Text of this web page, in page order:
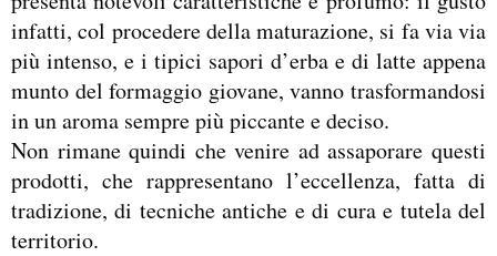
infatti, col procedere della maturazione, si fa via via
più intenso, e i tipici sapori d’erba e di latte appena
munto del formaggio giovane, vanno trasformandosi
in un aroma sempre più piccante e deciso.
Non rimane quindi che venire ad assaporare questi
prodotti, che rappresentano l’eccellenza, fatta di
tradizione, di tecniche antiche e di cura e tutela del
territorio.